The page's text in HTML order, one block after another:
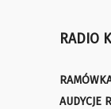
RADIO
AUDYCJE